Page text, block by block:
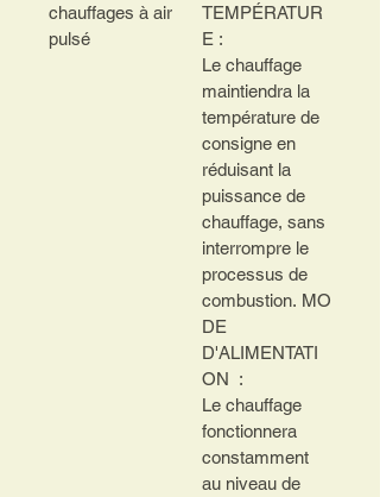
chauffages à air
pulsé
TEMPÉRATUR
E :
Le chauffage
maintiendra la
température de
consigne en
réduisant la
puissance de
chauffage, sans
interrompre le
processus de
combustion. MO
DE
D'ALIMENTATI
ON  :
Le chauffage
fonctionnera
constamment
au niveau de